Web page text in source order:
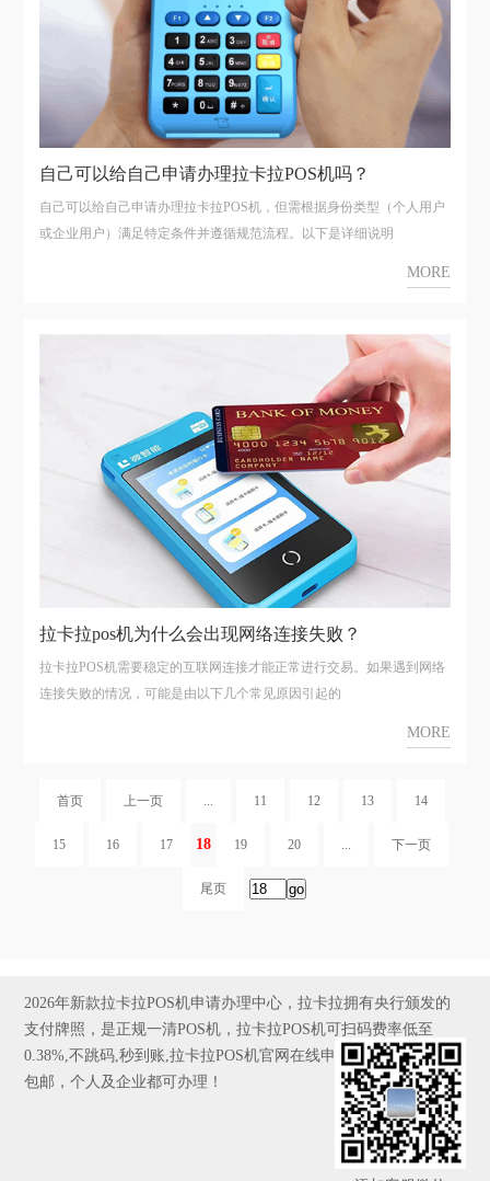
自己可以给自己申请办理拉卡拉POS机吗？
自己可以给自己申请办理拉卡拉POS机，但需根据身份类型（个人用户
或企业用户）满足特定条件并遵循规范流程。以下是详细说明
MORE
拉卡拉pos机为什么会出现网络连接失败？
拉卡拉POS机需要稳定的互联网连接才能正常进行交易。如果遇到网络
连接失败的情况，可能是由以下几个常见原因引起的
MORE
首页 上一页 11 12 13 14
15 16 17 18 19 20 下一页
尾页
2026年新款拉卡拉POS机申请办理中心，拉卡拉拥有央行颁发的
支付牌照，是正规一清POS机，拉卡拉POS机可扫码费率低至
0.38%,不跳码,秒到账,拉卡拉POS机官网在线申请,全国发货，京东
包邮，个人及企业都可办理！